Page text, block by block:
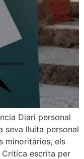
Diari personal
seva lluita personal
minoritàries, els
Critíca escrita per